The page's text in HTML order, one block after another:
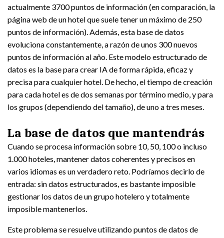
actualmente 3700 puntos de información (en comparación, la
página web de un hotel que suele tener un máximo de 250
puntos de información). Además, esta base de datos
evoluciona constantemente, a razón de unos 300 nuevos
puntos de información al año. Este modelo estructurado de
datos es la base para crear IA de forma rápida, eficaz y
precisa para cualquier hotel. De hecho, el tiempo de creación
para cada hotel es de dos semanas por término medio, y para
los grupos (dependiendo del tamaño), de uno a tres meses.
La base de datos que mantendrás
Cuando se procesa información sobre 10, 50, 100 o incluso
1.000 hoteles, mantener datos coherentes y precisos en
varios idiomas es un verdadero reto. Podríamos decirlo de
entrada: sin datos estructurados, es bastante imposible
gestionar los datos de un grupo hotelero y totalmente
imposible mantenerlos.
Este problema se resuelve utilizando puntos de datos de